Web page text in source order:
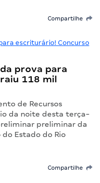
Compartilhe
prova para
118 mil
de Recursos
da noite desta terça-
preliminar da
Estado do Rio
Compartilhe